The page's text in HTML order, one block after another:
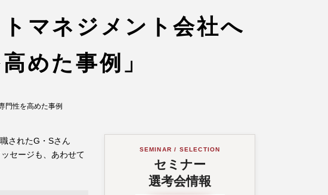
マネジメント会社へ
めた事例」
門性を高めた事例
されたG・Sさん
セージも、あわせて
SEMINAR / SELECTION
セミナー
選考会情報